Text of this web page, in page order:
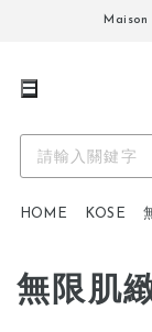
Maison
HOME KOSE
無限肌